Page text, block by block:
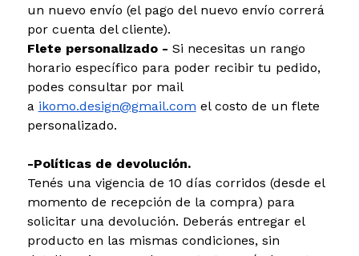
un nuevo envío (el pago del nuevo envío correrá
por cuenta del cliente).
Flete personalizado - Si necesitas un rango
horario específico para poder recibir tu pedido,
podes consultar por mail
a ikomo.design@gmail.com el costo de un flete
personalizado.
-Políticas de devolución.
Tenés una vigencia de 10 días corridos (desde el
momento de recepción de la compra) para
solicitar una devolución. Deberás entregar el
producto en las mismas condiciones, sin